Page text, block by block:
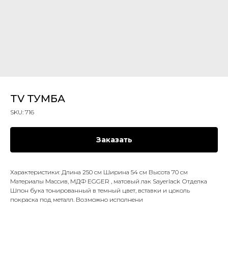
TV ТУМБА
SKU: 716
Заказать
Характеристики: Длина 250 см Ширина 54 см Высота 70 см
Материалы Массив, МДФ EGGER , матовый лак Sayerlack Отделка
Шпон бука тонированный в темный цвет, вставки и цоколь
покраска под металл. Возможно исполнени